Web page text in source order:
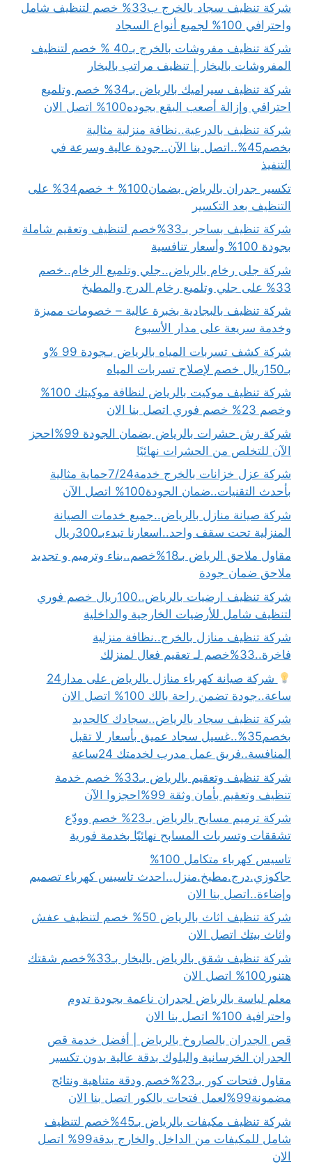
شركة تنظيف سجاد بالخرج ب33% خصم لتنظيف شامل
واحترافي 100% لجميع أنواع السجاد
شركة تنظيف مفروشات بالخرج بـ40 % خصم لتنظيف
المفروشات بالبخار | تنظيف مراتب بالبخار
شركة تنظيف سيراميك بالرياض بـ34% خصم وتلميع
احترافي وإزالة أصعب البقع بجوده100% اتصل الان
شركة تنظيف بالدرعية..نظافة منزلية مثالية
بخصم45%..اتصل بنا الآن..جودة عالية وسرعة في
التنفيذ
تكسير جدران بالرياض بضمان100% + خصم34% على
التنظيف بعد التكسير
شركة تنظيف بساجر بـ33%خصم لتنظيف وتعقيم شاملة
بجودة 100% وأسعار تنافسية
شركة جلى رخام بالرياض..جلي وتلميع الرخام..خصم
33% على جلي وتلميع رخام الدرج والمطبخ
شركة تنظيف بالبجادية بخبرة عالية – خصومات مميزة
وخدمة سريعة على مدار الأسبوع
شركة كشف تسربات المياه بالرياض بـجودة 99 %و
بـ150ريال خصم لإصلاح تسربات المياه
شركة تنظيف موكيت بالرياض لنظافة موكيتك 100%
وخصم 23% خصم فوري اتصل بنا الان
شركة رش حشرات بالرياض بضمان الجودة 99%احجز
الآن للتخلص من الحشرات نهائيًا
شركة عزل خزانات بالخرج خدمة7/24حماية مثالية
بأحدث التقنيات..ضمان الجودة100% اتصل الآن
شركة صيانة منازل بالرياض..جميع خدمات الصيانة
المنزلية تحت سقف واحد..اسعارنا تبدءبـ300ريال
مقاول ملاحق الرياض بـ18%خصم..بناء وترميم و تجديد
ملاحق ضمان جودة
شركة تنظيف ارضيات بالرياض..100ريال خصم فوري
لتنظيف شامل للأرضيات الخارجية والداخلية
شركة تنظيف منازل بالخرج..نظافة منزلية
فاخرة..33%خصم لـ تعقيم فعال لمنزلك
شركة صيانة كهرباء منازل بالرياض على مدار24
ساعة..جودة تضمن راحة بالك 100% اتصل الان
شركة تنظيف سجاد بالرياض..سجادك كالجديد
بخصم35%..غسيل سجاد عميق بأسعار لا تقبل
المنافسة..فريق عمل مدرب لخدمتك 24ساعة
شركة تنظيف وتعقيم بالرياض بـ33% خصم خدمة
تنظيف وتعقيم بأمان وثقة 99%احجزوا الآن
شركة ترميم مسابح بالرياض بـ23% خصم وودّع
تشققات وتسربات المسابح نهائيًا بخدمة فورية
تاسيس كهرباء متكامل 100%
جاكوزي.درج.مطبخ.منزل..احدث تاسيس كهرباء تصميم
وإضاءة..اتصل بنا الان
شركة تنظيف اثاث بالرياض 50% خصم لتنظيف عفش
واثاث بيتك اتصل الان
شركة تنظيف شقق بالرياض بالبخار بـ33%خصم شقتك
هتنور100% اتصل الان
معلم لياسة بالرياض لجدران ناعمة بجودة تدوم
واحترافية 100% اتصل بنا الان
قص الجدران بالصاروخ بالرياض | أفضل خدمة قص
الجدران الخرسانية والبلوك بدقة عالية بدون تكسير
مقاول فتحات كور بـ23%خصم ودقة متناهية ونتائج
مضمونة99%لعمل فتحات بالكور اتصل بنا الان
شركة تنظيف مكيفات بالرياض بـ45%خصم لتنظيف
شامل للمكيفات من الداخل والخارج بدقة99% اتصل
الان